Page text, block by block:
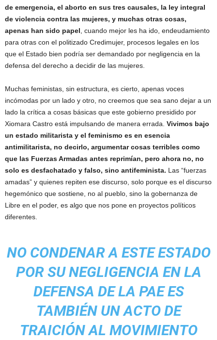
de emergencia, el aborto en sus tres causales, la ley integral
de violencia contra las mujeres, y muchas otras cosas,
apenas han sido papel , cuando mejor les ha ido, endeudamiento
para otras con el politizado Credimujer, procesos legales en los
que el Estado bien podría ser demandado por negligencia en la
defensa del derecho a decidir de las mujeres.
Muchas feministas, sin estructura, es cierto, apenas voces
incómodas por un lado y otro, no creemos que sea sano dejar a un
lado la crítica a cosas básicas que este gobierno presidido por
Xiomara Castro está impulsando de manera errada. Vivimos bajo
un estado militarista y el feminismo es en esencia
antimilitarista, no decirlo, argumentar cosas terribles como
que las Fuerzas Armadas antes reprimían, pero ahora no, no
solo es desfachatado y falso, sino antifeminista. Las “fuerzas
amadas” y quienes repiten ese discurso, solo porque es el discurso
hegemónico que sostiene, no al pueblo, sino la gobernanza de
Libre en el poder, es algo que nos pone en proyectos políticos
diferentes.
NO CONDENAR A ESTE ESTADO
POR SU NEGLIGENCIA EN LA
DEFENSA DE LA PAE ES
TAMBIÉN UN ACTO DE
TRAICIÓN AL MOVIMIENTO